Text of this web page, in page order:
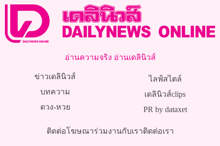
อ่านความจริง อ่านเดลินิวส์
ข่าวเดลินิวส์
บทความ
ดวง-หวย
ไลฟ์สไตล์
เดลินิวส์clips
PR by dataxet
ติดต่อโฆษณาร่วมงานกับเราติดต่อเรา